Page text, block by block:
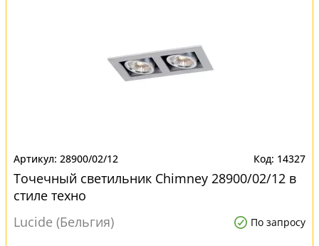
28900/02/12 14327
Точечный светильник Chimney 28900/02/12 в
стиле техно
Lucide (Бельгия)
По запросу